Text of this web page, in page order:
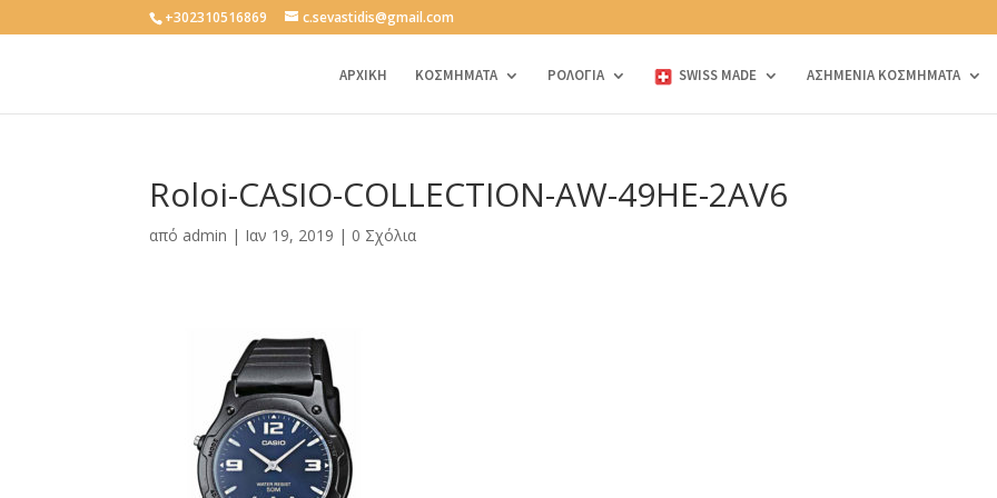
+302310516869 c.sevastidis@gmail.com
ΑΡΧΙΚΗ ΚΟΣΜΗΜΑΤΑ ΡΟΛΟΓΙΑ SWISS MADE ΑΣΗΜΕΝΙΑ ΚΟΣΜΗΜΑΤΑ
Roloi-CASIO-COLLECTION-AW-49HE-2AV6
από admin | Ιαν 19, 2019 | 0 Σχόλια